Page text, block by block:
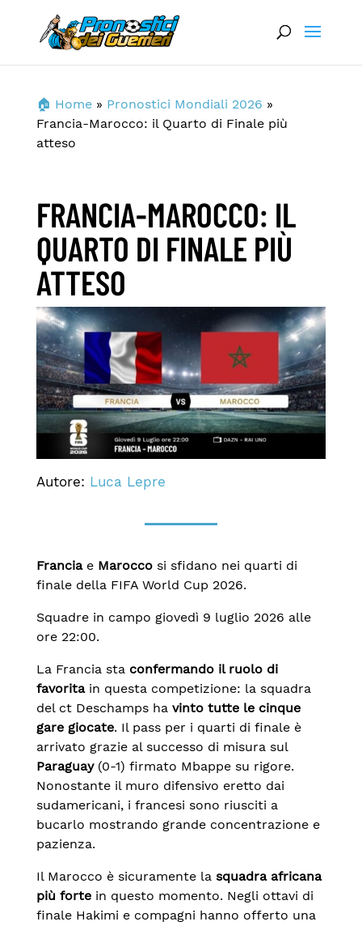
🏠 Home» Pronostici Mondiali 2026 »
Francia-Marocco: il Quarto di Finale più
atteso
FRANCIA-MAROCCO: IL
QUARTO DI FINALE PIÙ
ATTESO
Autore: Luca Lepre
Franciae Maroccosi sfidano nei quarti di
finale della FIFA World Cup 2026.
Squadre in campo giovedì 9 luglio 2026 alle
ore 22:00.
La Francia staconfermando il ruolo di
favoritain questa competizione: la squadra
del ct Deschamps havinto tutte le cinque
gare giocate. Il pass per i quarti di finale è
arrivato grazie al successo di misura sul
Paraguay(0-1) firmato Mbappe su rigore.
Nonostante il muro difensivo eretto dai
sudamericani, i francesi sono riusciti a
bucarlo mostrando grande concentrazione e
pazienza.
Il Marocco è sicuramente lasquadra africana
più fortein questo momento. Negli ottavi di
finale Hakimi e compagni hanno offerto una